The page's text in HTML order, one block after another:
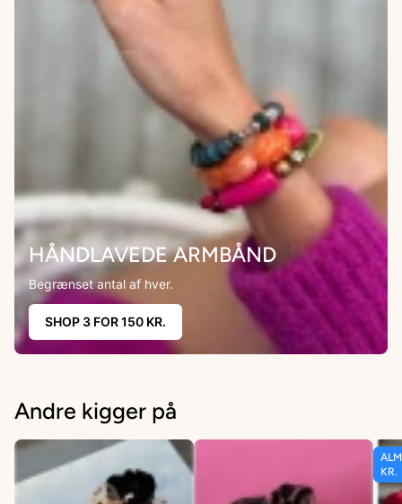
HÅNDLAVEDE ARMBÅND
Begrænset antal af hver.
SHOP 3 FOR 150 KR.
Andre kigger på
KR.